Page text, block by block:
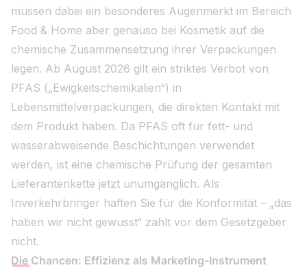
müssen dabei ein besonderes Augenmerkt im Bereich
Food & Home aber genauso bei Kosmetik auf die
chemische Zusammensetzung ihrer Verpackungen
legen. Ab August 2026 gilt ein striktes Verbot von
PFAS („Ewigkeitschemikalien“) in
Lebensmittelverpackungen, die direkten Kontakt mit
dem Produkt haben. Da PFAS oft für fett- und
wasserabweisende Beschichtungen verwendet
werden, ist eine chemische Prüfung der gesamten
Lieferantenkette jetzt unumgänglich. Als
Inverkehrbringer haften Sie für die Konformität – „das
haben wir nicht gewusst“ zählt vor dem Gesetzgeber
nicht.
Die Chancen: Effizienz als Marketing-Instrument